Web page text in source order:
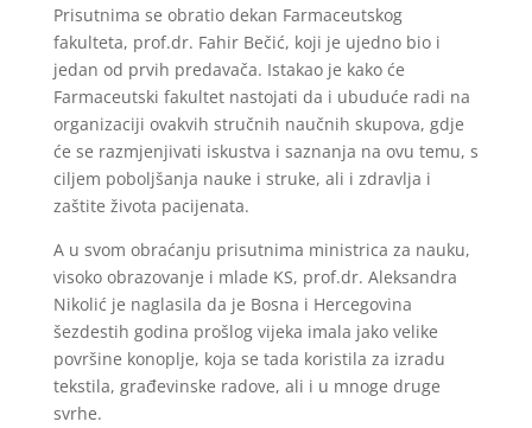
Prisutnima se obratio dekan Farmaceutskog
fakulteta, prof.dr. Fahir Bečić, koji je ujedno bio i
jedan od prvih predavača. Istakao je kako će
Farmaceutski fakultet nastojati da i ubuduće radi na
organizaciji ovakvih stručnih naučnih skupova, gdje
će se razmjenjivati iskustva i saznanja na ovu temu, s
ciljem poboljšanja nauke i struke, ali i zdravlja i
zaštite života pacijenata.
A u svom obraćanju prisutnima ministrica za nauku,
visoko obrazovanje i mlade KS, prof.dr. Aleksandra
Nikolić je naglasila da je Bosna i Hercegovina
šezdestih godina prošlog vijeka imala jako velike
površine konoplje, koja se tada koristila za izradu
tekstila, građevinske radove, ali i u mnoge druge
svrhe.